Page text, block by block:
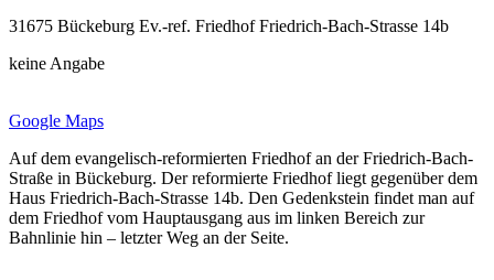
31675 Bückeburg Ev.-ref. Friedhof Friedrich-Bach-Strasse 14b
keine Angabe
Google Maps
Auf dem evangelisch-reformierten Friedhof an der Friedrich-Bach-
Straße in Bückeburg. Der reformierte Friedhof liegt gegenüber dem
Haus Friedrich-Bach-Strasse 14b. Den Gedenkstein findet man auf
dem Friedhof vom Hauptausgang aus im linken Bereich zur
Bahnlinie hin – letzter Weg an der Seite.